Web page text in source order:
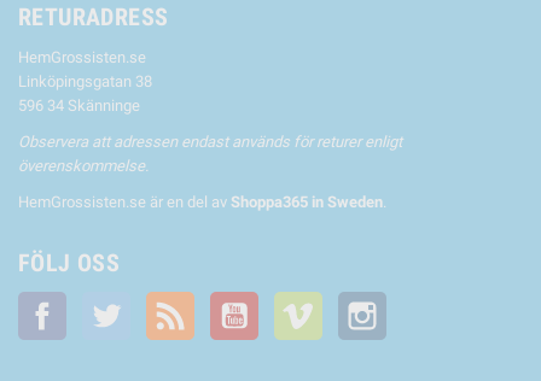
RETURADRESS
HemGrossisten.se
Linköpingsgatan 38
596 34 Skänninge
Observera att adressen endast används för returer enligt
överenskommelse.
HemGrossisten.se är en del av Shoppa365 in Sweden.
FÖLJ OSS
Facebook Twitter RSS YouTube Vimeo